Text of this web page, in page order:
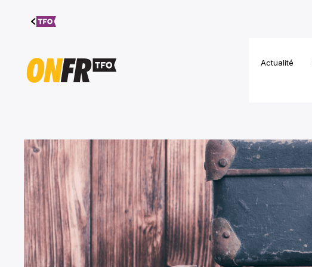
Aller au
contenu
Actualité